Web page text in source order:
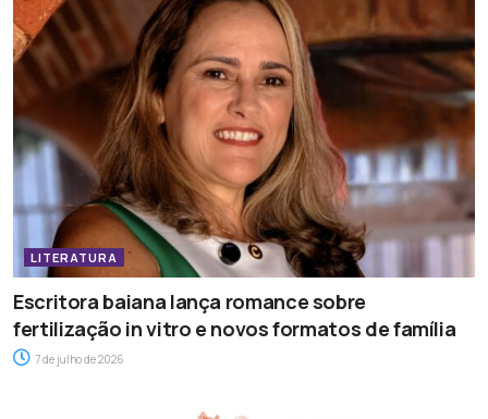
LITERATURA
Escritora baiana lança romance sobre
fertilização in vitro e novos formatos de família
7 de julho de 2026